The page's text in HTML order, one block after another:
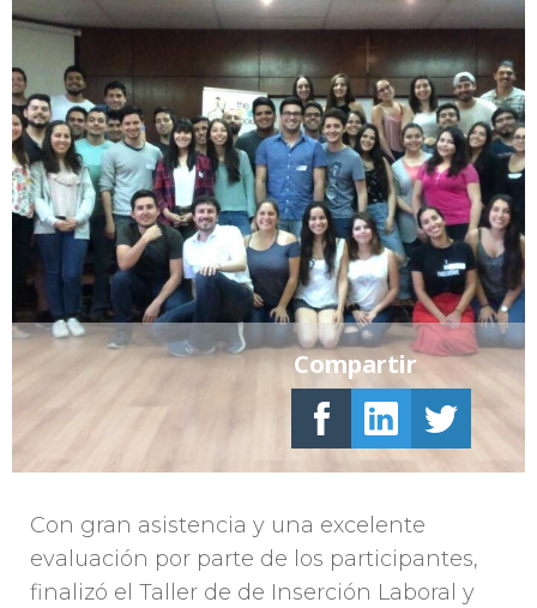
Con gran asistencia y una excelente
evaluación por parte de los participantes,
finalizó el Taller de de Inserción Laboral y
Compartir